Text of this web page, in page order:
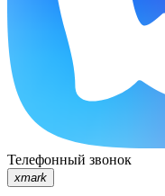
Телефонный звонок
xmark